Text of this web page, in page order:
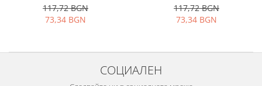
117,72 BGN
73,34 BGN
117,72 BGN
73,34 BGN
СОЦИАЛЕН